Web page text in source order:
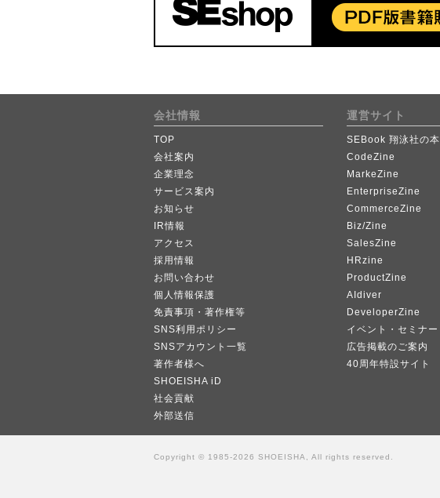
会社情報
TOP
会社案内
企業理念
サービス案内
お知らせ
IR情報
アクセス
採用情報
お問い合わせ
個人情報保護
免責事項・著作権等
SNS利用ポリシー
SNSアカウント一覧
著作者様へ
SHOEISHA iD
社会貢献
外部送信
運営サイト
SEBook 翔泳社の本
CodeZine
MarkeZine
EnterpriseZine
CommerceZine
Biz/Zine
SalesZine
HRzine
ProductZine
AIdiver
DeveloperZine
イベント・セミナー
広告掲載のご案内
40周年特設サイト
Copyright © 1985-2026 SHOEISHA, All rights reserved.